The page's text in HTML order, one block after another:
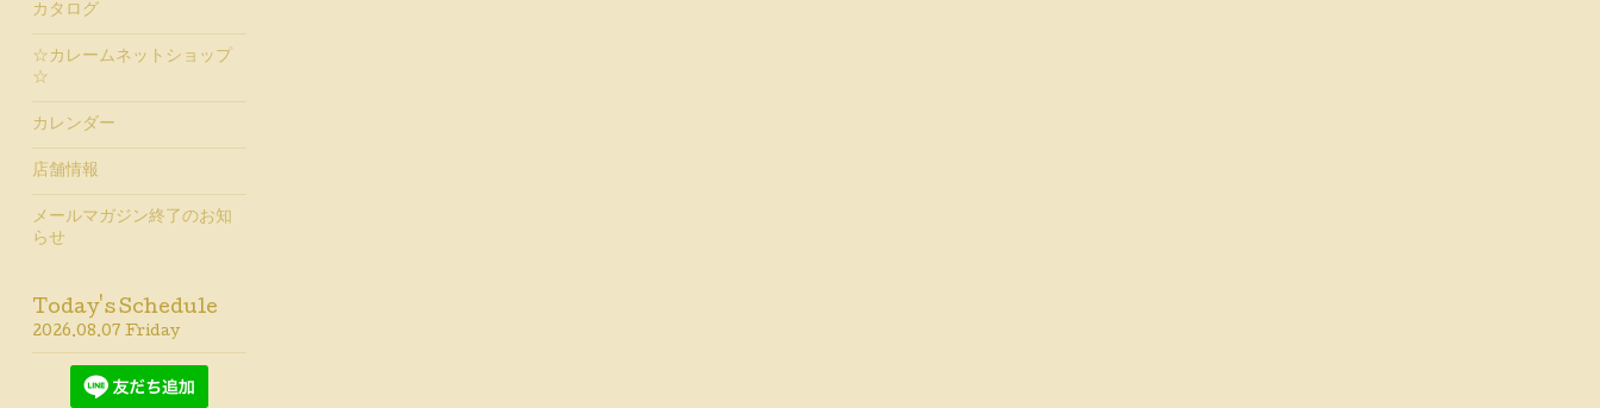
カタログ
☆カレームネットショップ
☆
カレンダー
店舗情報
メールマガジン終了のお知
らせ
Today's Schedule
2026.08.07 Friday